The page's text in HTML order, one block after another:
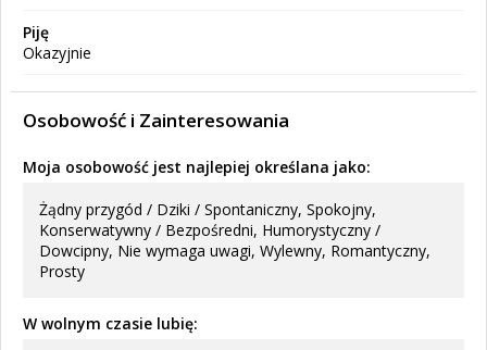
Piję
Okazyjnie
Osobowość i Zainteresowania
Moja osobowość jest najlepiej określana jako:
Żądny przygód / Dziki / Spontaniczny, Spokojny,
Konserwatywny / Bezpośredni, Humorystyczny /
Dowcipny, Nie wymaga uwagi, Wylewny, Romantyczny,
Prosty
W wolnym czasie lubię: